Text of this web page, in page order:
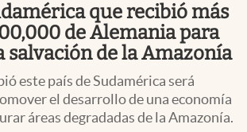
que recibió más
de Alemania para
de la Amazonía
este país de Sudamérica será
el desarrollo de una economía
áreas degradadas de la Amazonía.